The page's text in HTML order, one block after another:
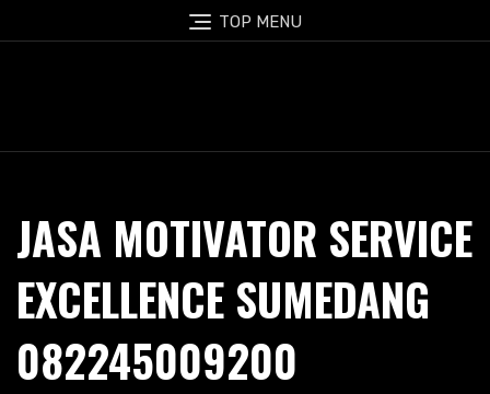
to
TOP MENU
JASA MOTIVATOR SERVICE
EXCELLENCE SUMEDANG
082245009200